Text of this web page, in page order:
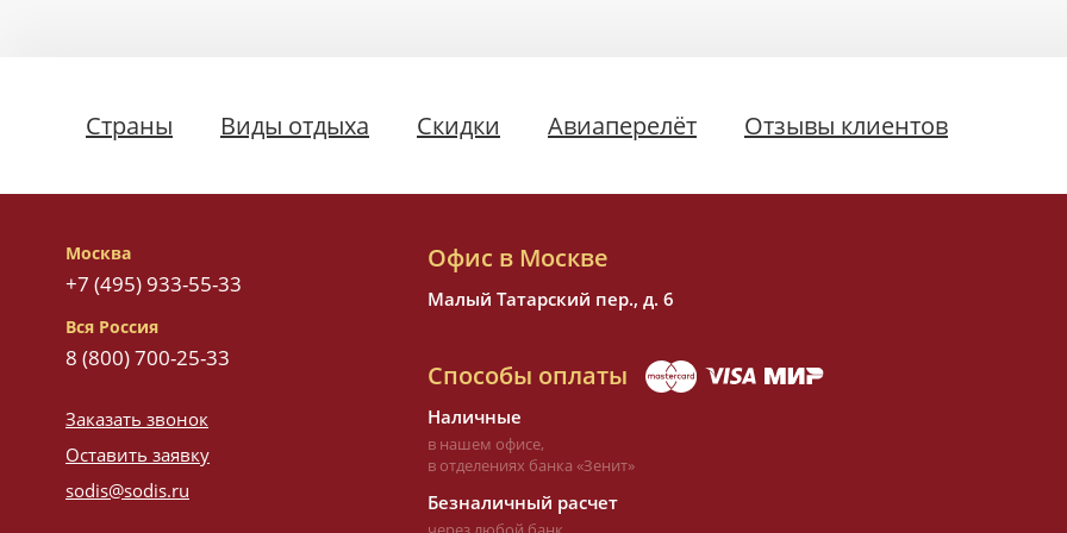
Страны Виды отдыха Скидки Авиаперелёт Отзывы клиентов
Москва
+7 (495) 933-55-33
Вся Россия
8 (800) 700-25-33
Заказать звонок
Оставить заявку
sodis@sodis.ru
Офис в Москве
Малый Татарский пер., д. 6
Способы оплаты
Наличные
в нашем офисе,
в отделениях банка «Зенит»
Безналичный расчет